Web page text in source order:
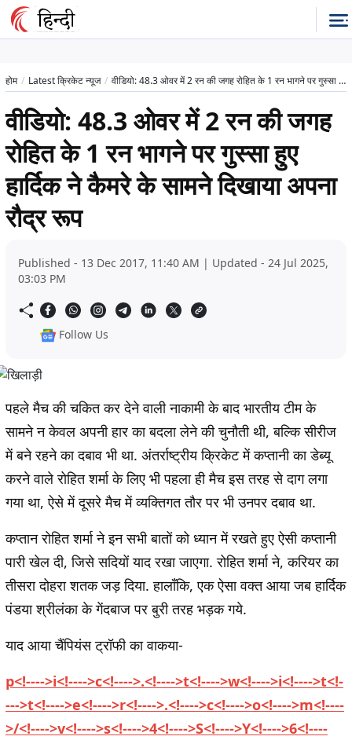
होम Latest क्रिकेट न्यूज वीडियो: 48.3 ओवर में 2 रन की जगह रोहित के 1 रन भागने पर गुस्सा हुए हार्दिक ने कैमरे के सामने दिखाया अपना रौद्र रूप
वीडियो: 48.3 ओवर में 2 रन की जगह
रोहित के 1 रन भागने पर गुस्सा हुए
हार्दिक ने कैमरे के सामने दिखाया अपना
रौद्र रूप
Published - 13 Dec 2017, 11:40 AM | Updated - 24 Jul 2025,
03:03 PM
Follow Us
पहले मैच की चकित कर देने वाली नाकामी के बाद भारतीय टीम के
सामने न केवल अपनी हार का बदला लेने की चुनौती थी, बल्कि सीरीज
में बने रहने का दबाव भी था. अंतर्राष्ट्रीय क्रिकेट में कप्तानी का डेब्यू
करने वाले रोहित शर्मा के लिए भी पहला ही मैच इस तरह से दाग लगा
गया था, ऐसे में दूसरे मैच में व्यक्तिगत तौर पर भी उनपर दबाव था.
कप्तान रोहित शर्मा ने इन सभी बातों को ध्यान में रखते हुए ऐसी कप्तानी
पारी खेल दी, जिसे सदियों याद रखा जाएगा. रोहित शर्मा ने, करियर का
तीसरा दोहरा शतक जड़ दिया. हालाँकि, एक ऐसा वक्त आया जब हार्दिक
पंडया श्रीलंका के गेंदबाज पर बुरी तरह भड़क गये.
याद आया चैंपियंस ट्रॉफी का वाकया-
p<!---->i<!---->c<!---->.<!---->t<!---->w<!---->i<!---->t<!-
--->t<!---->e<!---->r<!---->.<!---->c<!---->o<!---->m<!----
>/<!---->v<!---->s<!---->4<!---->S<!---->Y<!---->6<!----